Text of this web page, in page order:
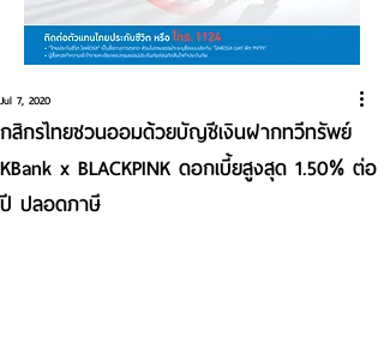
กสิกรไทยชวนออมด้วยบัญชีเงินฝากทวีทรัพย์
KBank x BLACKPINK ดอกเบี้ยสูงสุด 1.50% ต่อ
ปี ปลอดภาษี
Jul 7, 2020